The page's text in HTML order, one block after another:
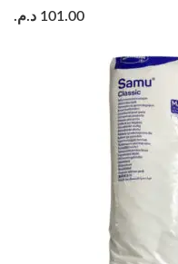
101.00 د.م.